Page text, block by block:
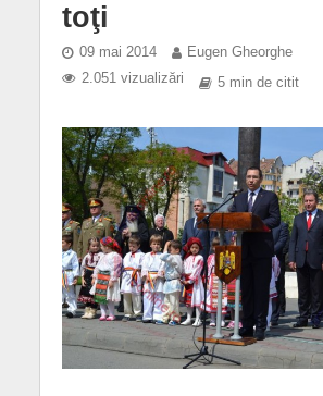
toţi
09 mai 2014
Eugen Gheorghe
2.051 vizualizări
5 min de citit